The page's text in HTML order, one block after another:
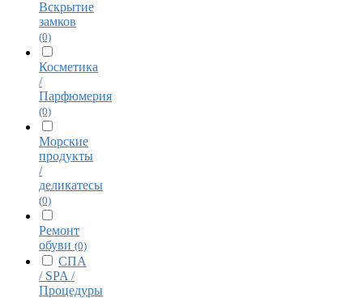
Вскрытие
замков
(0)
Косметика
/
Парфюмерия
(0)
Морские
продукты
/
деликатесы
(0)
Ремонт
обуви (0)
СПА
/ SPA /
Процедуры